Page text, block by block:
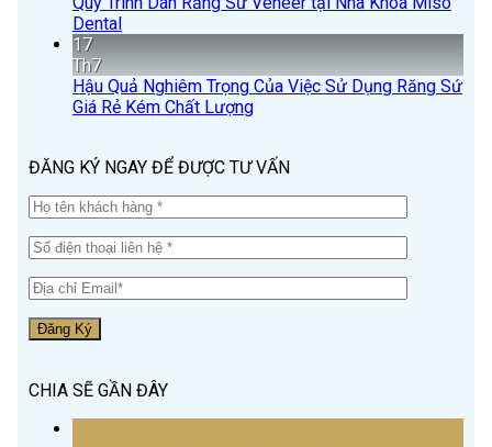
Dental
17
Th7
Hậu Quả Nghiêm Trọng Của Việc Sử Dụng Răng Sứ
Giá Rẻ Kém Chất Lượng
ĐĂNG KÝ NGAY ĐỂ ĐƯỢC TƯ VẤN
CHIA SẼ GẦN ĐÂY